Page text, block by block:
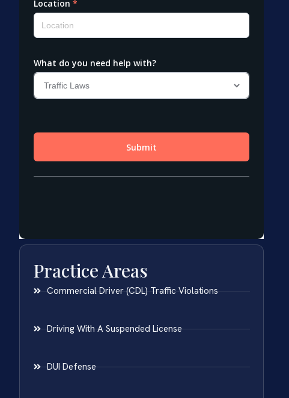
Practice Areas
Commercial Driver (CDL) Traffic Violations
Driving With A Suspended License
DUI Defense